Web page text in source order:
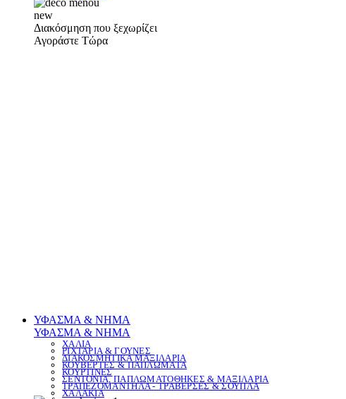
new
Διακόσμηση που ξεχωρίζει
Αγοράστε Τώρα
ΥΦΑΣΜΑ & ΝΗΜΑ
ΥΦΑΣΜΑ & ΝΗΜΑ
ΧΑΛΙΑ
ΡΙΧΤΑΡΙΑ & ΓΟΥΝΕΣ
ΔΙΑΚΟΣΜΗΤΙΚΑ ΜΑΞΙΛΑΡΙΑ
ΚΟΥΒΕΡΤΕΣ & ΠΑΠΛΩΜΑΤΑ
ΚΟΥΡΤΙΝΕΣ
ΣΕΝΤΟΝΙΑ, ΠΑΠΛΩΜΑΤΟΘΗΚΕΣ & ΜΑΞΙΛΑΡΙΑ
ΤΡΑΠΕΖΟΜΑΝΤΗΛΑ - ΤΡΑΒΕΡΣΕΣ & ΣΟΥΠΛΑ
ΧΑΛΑΚΙΑ